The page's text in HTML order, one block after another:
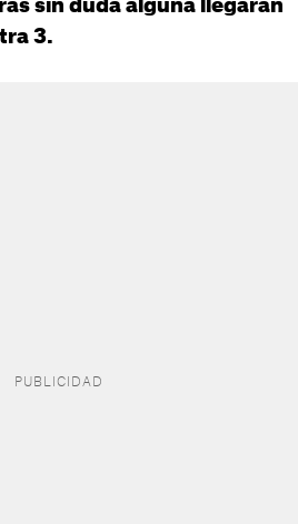
sin duda alguna llegarán
3.